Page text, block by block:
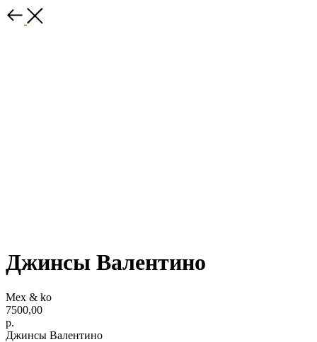
Джинсы Валентино
Mex & ko
7500,00
р.
Джинсы Валентино